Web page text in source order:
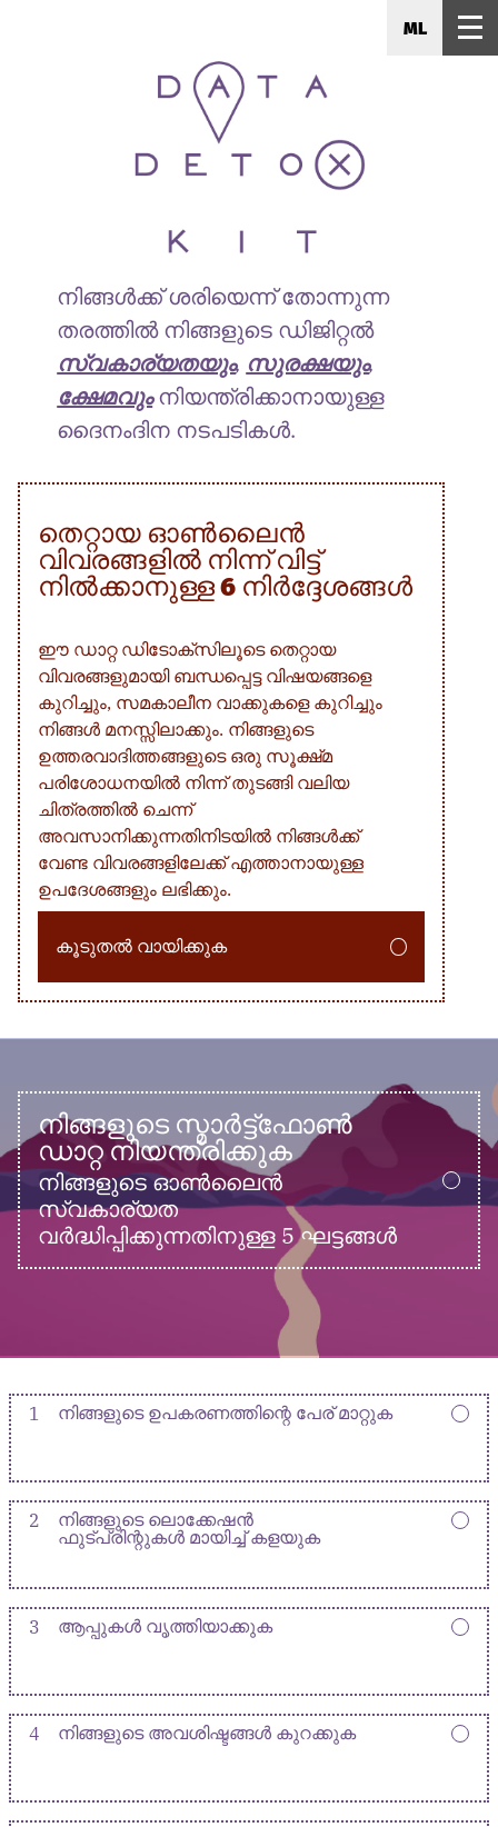
ML
നിങ്ങൾക്ക് ശരിയെന്ന് തോന്നുന്ന
തരത്തിൽ നിങ്ങളുടെ ഡിജിറ്റൽ
സ്വകാര്യതയും, സുരക്ഷയും,
ക്ഷേമവുംനിയന്ത്രിക്കാനായുള്ള
ദൈനംദിന നടപടികൾ.
തെറ്റായ ഓൺലൈൻ
വിവരങ്ങളിൽ നിന്ന് വിട്ട്
നിൽക്കാനുള്ള 6 നിർദ്ദേശങ്ങൾ
ഈ ഡാറ്റ ഡിടോക്സിലൂടെ തെറ്റായ
വിവരങ്ങളുമായി ബന്ധപ്പെട്ട വിഷയങ്ങളെ
കുറിച്ചും, സമകാലീന വാക്കുകളെ കുറിച്ചും
നിങ്ങൾ മനസ്സിലാക്കും. നിങ്ങളുടെ
ഉത്തരവാദിത്തങ്ങളുടെ ഒരു സൂക്ഷ്‌മ
പരിശോധനയിൽ നിന്ന് തുടങ്ങി വലിയ
ചിത്രത്തിൽ ചെന്ന്
അവസാനിക്കുന്നതിനിടയിൽ നിങ്ങൾക്ക്
വേണ്ട വിവരങ്ങളിലേക്ക് എത്താനായുള്ള
ഉപദേശങ്ങളും ലഭിക്കും.
കൂടുതൽ വായിക്കുക
നിങ്ങളുടെ സ്മാർട്ട്ഫോൺ
ഡാറ്റ നിയന്ത്രിക്കുക
നിങ്ങളുടെ ഓൺലൈൻ
സ്വകാര്യത
വർദ്ധിപ്പിക്കുന്നതിനുള്ള 5 ഘട്ടങ്ങൾ
1 നിങ്ങളുടെ ഉപകരണത്തിന്റെ പേര് മാറ്റുക
2
നിങ്ങളുടെ ലൊക്കേഷൻ
ഫുട്പ്രിന്റുകൾ മായിച്ച് കളയുക
3 ആപ്പുകൾ വൃത്തിയാക്കുക
4 നിങ്ങളുടെ അവശിഷ്ടങ്ങൾ കുറക്കുക